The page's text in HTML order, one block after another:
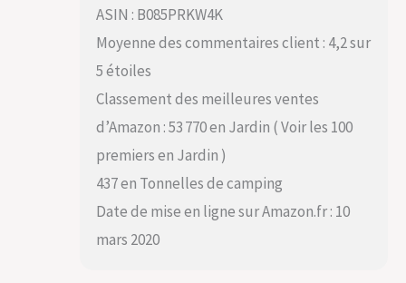
ASIN : B085PRKW4K
Moyenne des commentaires client : 4,2 sur
5 étoiles
Classement des meilleures ventes
d’Amazon : 53 770 en Jardin ( Voir les 100
premiers en Jardin )
437 en Tonnelles de camping
Date de mise en ligne sur Amazon.fr : 10
mars 2020